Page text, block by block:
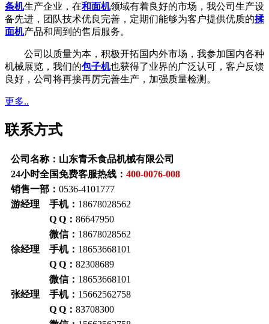
条机生产企业，在和面机领域有着良好的市场，我公司生产设
备先进，团队技术优良完善，定期们能够为客户提供优质的揉
面机产品和周到的售后服务。
公司以质量为本，积极开拓国内外市场，我参加国内各种
机械展览，我们的包子机也获得了业界的广泛认可，客户反馈
良好，公司将再接再厉完善生产，加强质量检测。
更多..
联系方式
公司名称：山东青禾食品机械有限公司
24小时全国免费客服热线： 400-0076-008
销售一部： 0536-4101777
游经理 手机： 18678028562
Q Q： 86647950
微信： 18678028562
徐经理 手机： 18653668101
Q Q： 82308689
微信： 18653668101
张经理 手机： 15662562758
Q Q： 83708300